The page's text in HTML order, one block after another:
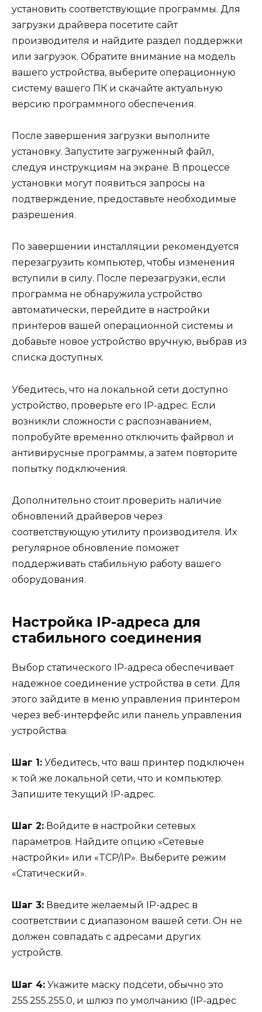
установить соответствующие программы. Для
загрузки драйвера посетите сайт
производителя и найдите раздел поддержки
или загрузок. Обратите внимание на модель
вашего устройства, выберите операционную
систему вашего ПК и скачайте актуальную
версию программного обеспечения.
После завершения загрузки выполните
установку. Запустите загруженный файл,
следуя инструкциям на экране. В процессе
установки могут появиться запросы на
подтверждение, предоставьте необходимые
разрешения.
По завершении инсталляции рекомендуется
перезагрузить компьютер, чтобы изменения
вступили в силу. После перезагрузки, если
программа не обнаружила устройство
автоматически, перейдите в настройки
принтеров вашей операционной системы и
добавьте новое устройство вручную, выбрав из
списка доступных.
Убедитесь, что на локальной сети доступно
устройство, проверьте его IP-адрес. Если
возникли сложности с распознаванием,
попробуйте временно отключить файрвол и
антивирусные программы, а затем повторите
попытку подключения.
Дополнительно стоит проверить наличие
обновлений драйверов через
соответствующую утилиту производителя. Их
регулярное обновление поможет
поддерживать стабильную работу вашего
оборудования.
Настройка IP-адреса для
стабильного соединения
Выбор статического IP-адреса обеспечивает
надежное соединение устройства в сети. Для
этого зайдите в меню управления принтером
через веб-интерфейс или панель управления
устройства.
Шаг 1: Убедитесь, что ваш принтер подключен
к той же локальной сети, что и компьютер.
Запишите текущий IP-адрес.
Шаг 2: Войдите в настройки сетевых
параметров. Найдите опцию «Сетевые
настройки» или «TCP/IP». Выберите режим
«Статический».
Шаг 3: Введите желаемый IP-адрес в
соответствии с диапазоном вашей сети. Он не
должен совпадать с адресами других
устройств.
Шаг 4: Укажите маску подсети, обычно это
255.255.255.0, и шлюз по умолчанию (IP-адрес